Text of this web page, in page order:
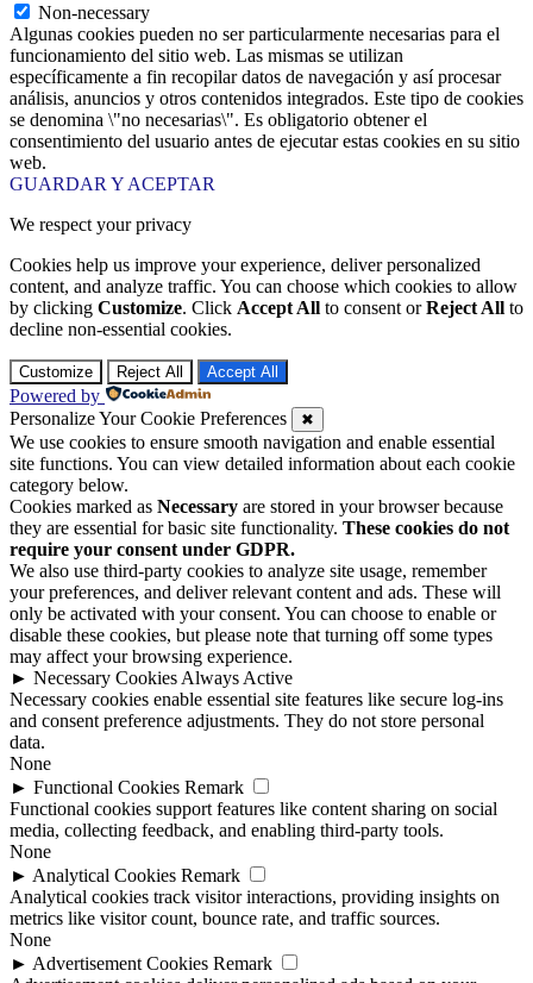
Non-necessary
Algunas cookies pueden no ser particularmente necesarias para el
funcionamiento del sitio web. Las mismas se utilizan
específicamente a fin recopilar datos de navegación y así procesar
análisis, anuncios y otros contenidos integrados. Este tipo de cookies
se denomina \"no necesarias\". Es obligatorio obtener el
consentimiento del usuario antes de ejecutar estas cookies en su sitio
web.
GUARDAR Y ACEPTAR
We respect your privacy
Cookies help us improve your experience, deliver personalized
content, and analyze traffic. You can choose which cookies to allow
by clicking Customize. Click Accept All to consent orReject All to
decline non-essential cookies.
Customize Reject All Accept All
Powered by
Personalize Your Cookie Preferences
✖
We use cookies to ensure smooth navigation and enable essential
site functions. You can view detailed information about each cookie
category below.
Cookies marked as Necessary are stored in your browser because
they are essential for basic site functionality. These cookies do not
require your consent under GDPR.
We also use third-party cookies to analyze site usage, remember
your preferences, and deliver relevant content and ads. These will
only be activated with your consent. You can choose to enable or
disable these cookies, but please note that turning off some types
may affect your browsing experience.
► Necessary Cookies Always Active
Necessary cookies enable essential site features like secure log-ins
and consent preference adjustments. They do not store personal
data.
None
► Functional Cookies Remark
Functional cookies support features like content sharing on social
media, collecting feedback, and enabling third-party tools.
None
► Analytical Cookies Remark
Analytical cookies track visitor interactions, providing insights on
metrics like visitor count, bounce rate, and traffic sources.
None
► Advertisement Cookies Remark